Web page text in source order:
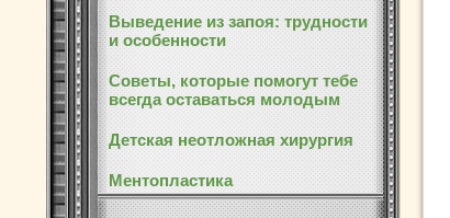
Выведение из запоя: трудности
и особенности
Советы, которые помогут тебе
всегда оставаться молодым
Детская неотложная хирургия
Ментопластика